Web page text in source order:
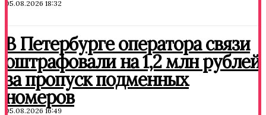
05.08.2026 18:32
В Петербурге оператора связи
оштрафовали на 1,2 млн рублей
за пропуск подменных
номеров
05.08.2026 16:49